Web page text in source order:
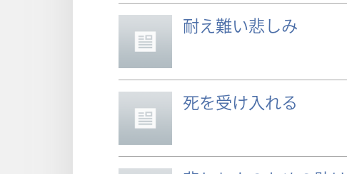
耐え難い悲しみ
死を受け入れる